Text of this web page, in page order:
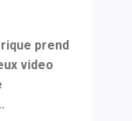
prend
video